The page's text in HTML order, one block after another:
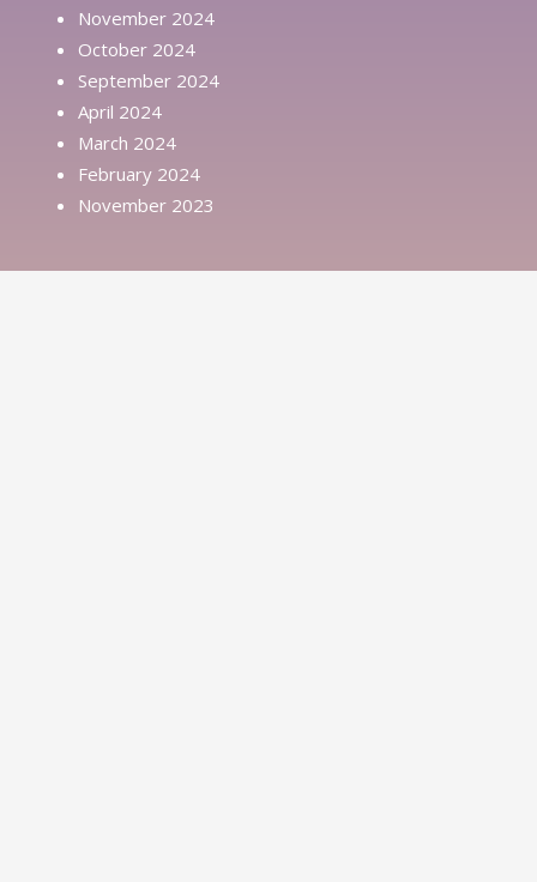
November 2024
October 2024
September 2024
April 2024
March 2024
February 2024
November 2023